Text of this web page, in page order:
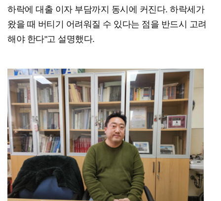
하락에 대출 이자 부담까지 동시에 커진다. 하락세가
왔을 때 버티기 어려워질 수 있다는 점을 반드시 고려
해야 한다"고 설명했다.